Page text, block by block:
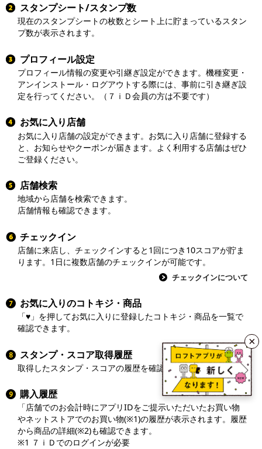
×
スタンプシート/スタンプ数
現在のスタンプシートの枚数とシート上に貯まっているスタン
プ数が表示されます。
プロフィール設定
プロフィール情報の変更や引継ぎ設定ができます。機種変更・
アンインストール・ログアウトする際には、事前に引き継ぎ設
定を行ってください。（７ｉＤ会員の方は不要です）
お気に入り店舗
お気に入り店舗の設定ができます。お気に入り店舗に登録する
と、お知らせやクーポンが届きます。よく利用する店舗はぜひ
ご登録ください。
店舗検索
地域から店舗を検索できます。
店舗情報も確認できます。
チェックイン
店舗に来店し、チェックインすると1回につき10スコアが貯ま
ります。1日に複数店舗のチェックインが可能です。
チェックインについて
お気に入りのコトキジ・商品
「♥」を押してお気に入りに登録したコトキジ・商品を一覧で
確認できます。
スタンプ・スコア取得履歴
取得したスタンプ・スコアの履歴を確認できます。
購入履歴
「店舗でのお会計時にアプリIDをご提示いただいたお買い物
やネットストアでのお買い物(※1)の履歴が表示されます。履歴
から商品の詳細(※2)も確認できます。
※1 ７ｉＤでのログインが必要